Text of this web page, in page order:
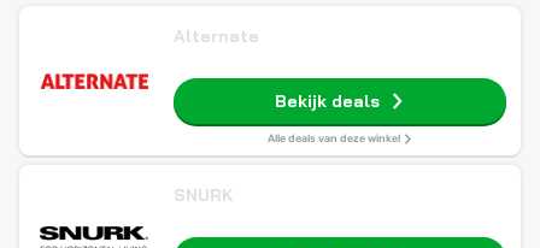
Alternate
Bekijk deals
Alle deals van deze winkel
SNURK